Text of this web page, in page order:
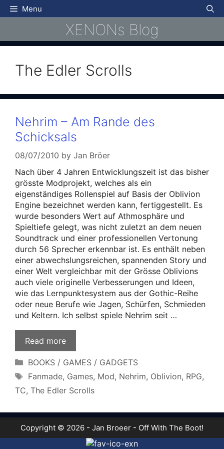
Skip
to
Menu
XENONs Blog
The Edler Scrolls
Nehrim – Am Rande des
Schicksals
08/07/2010 by Jan Bröer
Nach über 4 Jahren Entwicklungszeit ist das bisher
grösste Modprojekt, welches als ein
eigenständiges Rollenspiel auf Basis der Oblivion
Engine bezeichnet werden kann, fertiggestellt. Es
wurde besonders Wert auf Athmosphäre und
Spieltiefe gelegt, was nicht zuletzt an dem neuen
Soundtrack und einer professionellen Vertonung
durch 56 Sprecher erkennbar ist. Es enthält neben
einer abwechslungsreichen, spannenden Story und
einer Welt vergleichbar mit der Grösse Oblivions
auch viele originelle Verbesserungen und Ideen,
wie das Lernpunktesystem aus der Gothic-Reihe
oder neue Berufe wie Jagen, Schürfen, Schmieden
und Keltern. Ich selbst spiele Nehrim seit …
Read more
Categories
BOOKS / GAMES / GADGETS
Tags
Fanmade, Games, Mod, Nehrim, Oblivion, RPG,
TC, The Edler Scrolls
Copyright © 2026 - Jan Broeer - Off With The Boot!